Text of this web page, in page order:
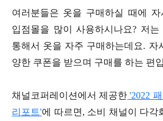
여러분들은 옷을 구매하실 때에 자
입점몰을 많이 사용하시나요? 저
통해서 옷을 자주 구매하는데요. 자
양한 쿠폰을 받으며 구매를 하는 편
채널코퍼레이션에서 제공한 '2022
리포트'에 따르면, 소비 채널이 다각